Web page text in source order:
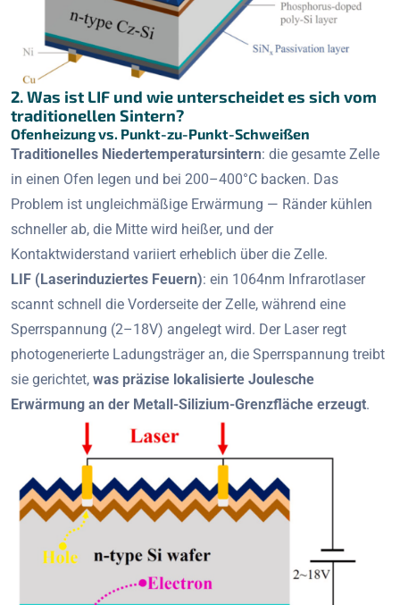
2. Was ist LIF und wie unterscheidet es sich vom
traditionellen Sintern?
Ofenheizung vs. Punkt-zu-Punkt-Schweißen
Traditionelles Niedertemperatursintern: die gesamte Zelle
in einen Ofen legen und bei 200–400°C backen. Das
Problem ist ungleichmäßige Erwärmung — Ränder kühlen
schneller ab, die Mitte wird heißer, und der
Kontaktwiderstand variiert erheblich über die Zelle.
LIF (Laserinduziertes Feuern): ein 1064nm Infrarotlaser
scannt schnell die Vorderseite der Zelle, während eine
Sperrspannung (2–18V) angelegt wird. Der Laser regt
photogenerierte Ladungsträger an, die Sperrspannung treibt
sie gerichtet, was präzise lokalisierte Joulesche
Erwärmung an der Metall-Silizium-Grenzfläche erzeugt.